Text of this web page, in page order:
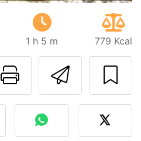
1 h 5 m 779 Kcal
Imprimer
une
photo de